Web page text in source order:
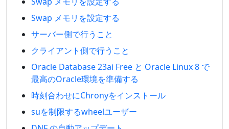
Swap メモリを設定する
サーバー側で行うこと
クライアント側で行うこと
Oracle Database 23ai Free と Oracle Linux 8 で
最高のOracle環境を準備する
時刻合わせにChronyをインストール
suを制限するwheelユーザー